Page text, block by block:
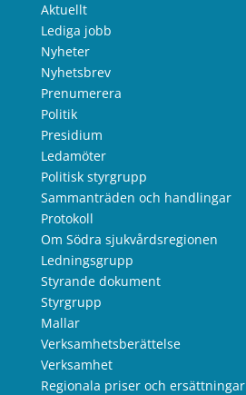
Aktuellt
Lediga jobb
Nyheter
Nyhetsbrev
Prenumerera
Politik
Presidium
Ledamöter
Politisk styrgrupp
Sammanträden och handlingar
Protokoll
Om Södra sjukvårdsregionen
Ledningsgrupp
Styrande dokument
Styrgrupp
Mallar
Verksamhetsberättelse
Verksamhet
Regionala priser och ersättningar